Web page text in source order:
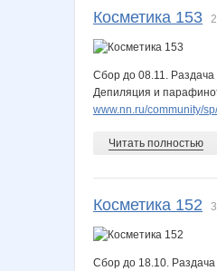
Косметика 153
Сбор до 08.11. Раздача
Депиляция и
www.nn.ru/community/
Читать полностью
Косметика 152
Сбор до 18.10. Раздача